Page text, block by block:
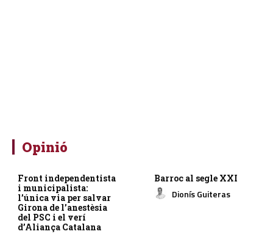
Opinió
Front independentista
i municipalista:
l’única via per salvar
Girona de l’anestèsia
del PSC i el verí
d’Aliança Catalana
Barroc al segle XXI
Dionís Guiteras